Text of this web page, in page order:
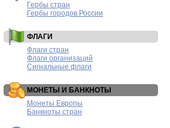
Гербы стран
Гербы городов России
ФЛАГИ
Флаги стран
Флаги организаций
Сигнальные флаги
МОНЕТЫ И БАНКНОТЫ
Монеты Европы
Банкноты стран